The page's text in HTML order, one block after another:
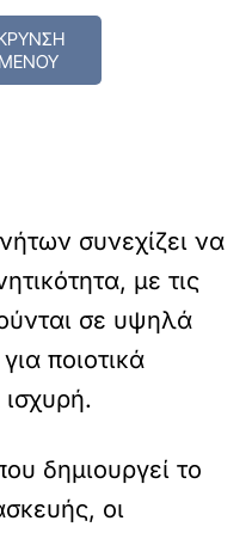
συνεχίζει να
με τις
σε υψηλά
ποιοτικά
δημιουργεί το
οι